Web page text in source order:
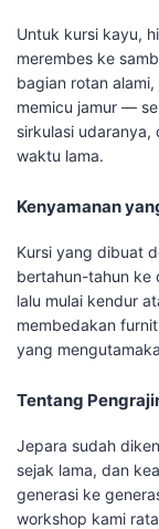
Untuk kursi kayu,
merembes ke
bagian rotan
memicu jamur —
sirkulasi udaranya,
waktu lama.
Kenyamanan
Kursi yang dibuat
bertahun-tahun ke
lalu mulai kendur
membedakan
yang
Tentang
Jepara sudah
sejak lama, dan
generasi ke
workshop kami